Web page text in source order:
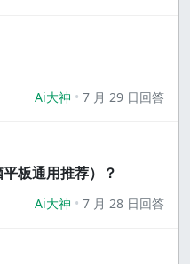
Ai大神 7 月 29 日回答
板通用推荐）？
Ai大神 7 月 28 日回答